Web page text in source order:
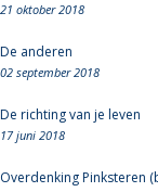
21 oktober 2018
De anderen
02 september 2018
De richting van je leven
17 juni 2018
Overdenking Pinksteren